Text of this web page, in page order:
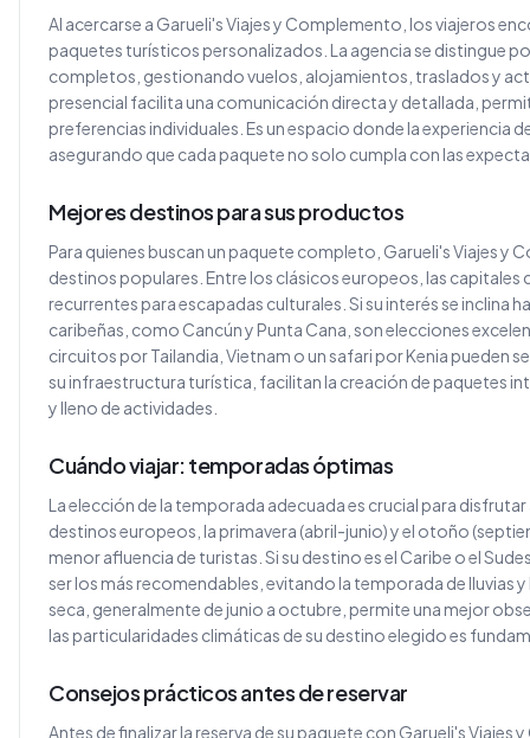
Al acercarse a Garueli's Viajes y Complemento, los viajeros
paquetes turísticos personalizados. La agencia se distingue
completos, gestionando vuelos, alojamientos, traslados y
presencial facilita una comunicación directa y detallada,
preferencias individuales. Es un espacio donde la experiencia
asegurando que cada paquete no solo cumpla con las
Mejores destinos para sus productos
Para quienes buscan un paquete completo, Garueli's Viajes y
destinos populares. Entre los clásicos europeos, las capitales
recurrentes para escapadas culturales. Si su interés se inclina
caribeñas, como Cancún y Punta Cana, son elecciones
circuitos por Tailandia, Vietnam o un safari por Kenia pueden
su infraestructura turística, facilitan la creación de paquetes
y lleno de actividades.
Cuándo viajar: temporadas óptimas
La elección de la temporada adecuada es crucial para
destinos europeos, la primavera (abril-junio) y el otoño
menor afluencia de turistas. Si su destino es el Caribe o el
ser los más recomendables, evitando la temporada de lluvias
seca, generalmente de junio a octubre, permite una mejor
las particularidades climáticas de su destino elegido es
Consejos prácticos antes de reservar
Antes de finalizar la reserva de su paquete con Garueli's